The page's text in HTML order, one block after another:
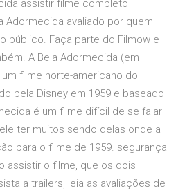
assistir filme completo
Adormecida avaliado por quem
público. Faça parte do Filmow e
A Bela Adormecida (em
filme norte-americano do
pela Disney em 1959 e baseado
é um filme difícil de se falar
ter muitos sendo delas onde a
para o filme de 1959. segurança
assistir o filme, que os dois
a trailers, leia as avaliações de